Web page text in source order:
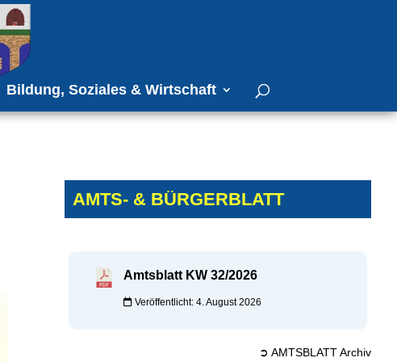
Bildung, Soziales & Wirtschaft
AMTS- & BÜRGERBLATT
Amtsblatt KW 32/2026
Veröffentlicht: 4. August 2026
➲ AMTSBLATT Archiv